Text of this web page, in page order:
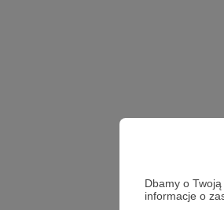
Dbamy o
informacje o